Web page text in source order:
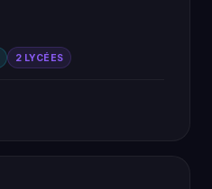
2 LYCÉES